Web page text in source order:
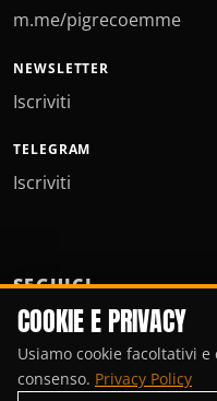
m.me/pigrecoemme
NEWSLETTER
Iscriviti
TELEGRAM
Iscriviti
SEGUICI
COOKIE E PRIVACY
Usiamo cookie facoltativi
consenso. Privacy Policy